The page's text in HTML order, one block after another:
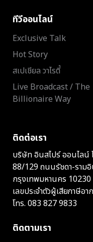
ทีวีออนไลน์
Exclusive Talk
Hot Story
สเปเชียล วาไรตี้
Live Broadcast / The
Billionaire Way
ติดต่อเรา
บริษัท อินสไปร์ ออนไลน์
88/129 ถนนรัชดา-รามอิ
กรุงเทพมหานคร 10230
เลขประจำตัวผู้เสียภาษีอ
โทร. 083 827 9833
ติดตามเรา